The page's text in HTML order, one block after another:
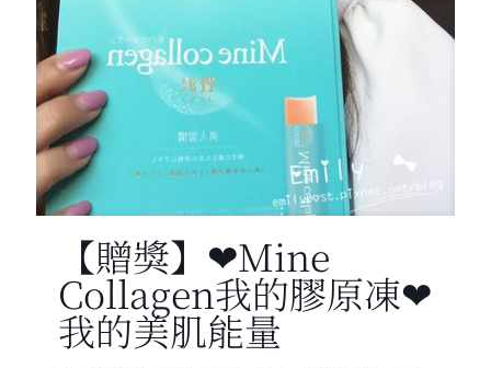
【贈獎】❤Mine
Collagen我的膠原凍❤
我的美肌能量